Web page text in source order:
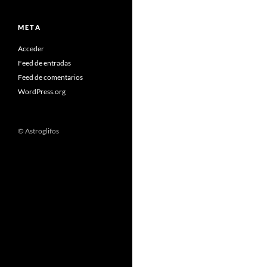
M E T A
Acceder
Feed de entradas
Feed de comentarios
WordPress.org
© Astroglifos